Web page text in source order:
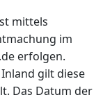
mittels
im
erfolgen.
gilt diese
Das Datum der